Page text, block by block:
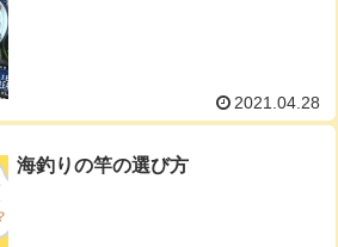
2021.04.28
海釣りの竿の選び方